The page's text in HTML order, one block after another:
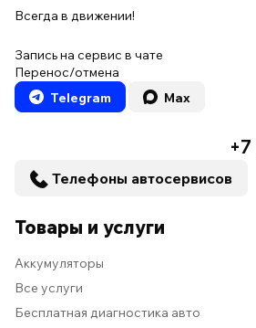
Всегда в движении!
Запись на сервис в чате
Перенос/отмена
Telegram
Max
Телефоны автосервисов
Товары и услуги
Аккумуляторы
Все услуги
Бесплатная диагностика авто